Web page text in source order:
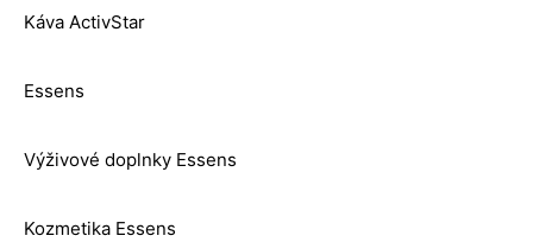
Káva ActivStar
Essens
Výživové doplnky Essens
Kozmetika Essens